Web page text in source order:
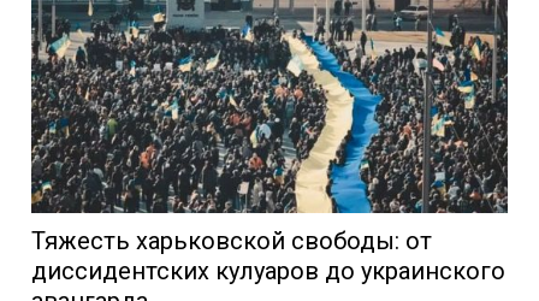
Тяжесть харьковской свободы: от
диссидентских кулуаров до украинского